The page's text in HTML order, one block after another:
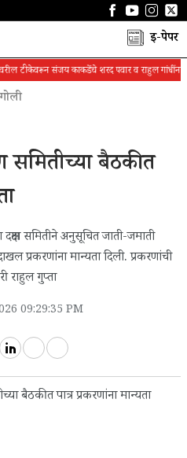
ई-पेपर
टीकेवरून संजय काकडेंचे शरद पवार व राहुल गांधींना पत्र
समितीच्या बैठकीत
समितीने अनुसूचित जाती-जमाती
प्रकरणांना मान्यता दिली. प्रकरणांची
राहुल गुप्ता
09:29:35 PM